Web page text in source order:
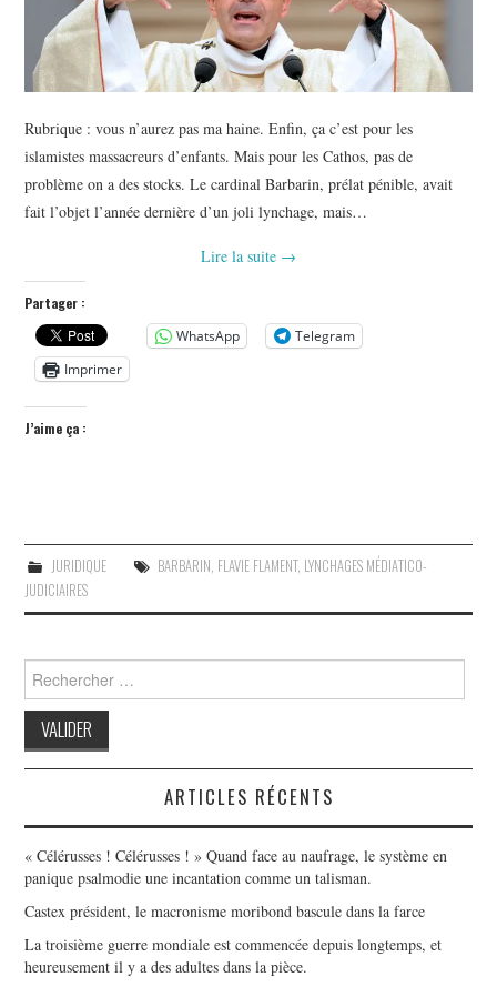
Rubrique : vous n’aurez pas ma haine. Enfin, ça c’est pour les
islamistes massacreurs d’enfants. Mais pour les Cathos, pas de
problème on a des stocks. Le cardinal Barbarin, prélat pénible, avait
fait l’objet l’année dernière d’un joli lynchage, mais…
Lire la suite →
Partager :
WhatsApp
Telegram
Imprimer
J’aime ça :
JURIDIQUE BARBARIN, FLAVIE FLAMENT, LYNCHAGES MÉDIATICO-
JUDICIAIRES
Search
for:
ARTICLES RÉCENTS
« Célérusses ! Célérusses ! » Quand face au naufrage, le système en
panique psalmodie une incantation comme un talisman.
Castex président, le macronisme moribond bascule dans la farce
La troisième guerre mondiale est commencée depuis longtemps, et
heureusement il y a des adultes dans la pièce.